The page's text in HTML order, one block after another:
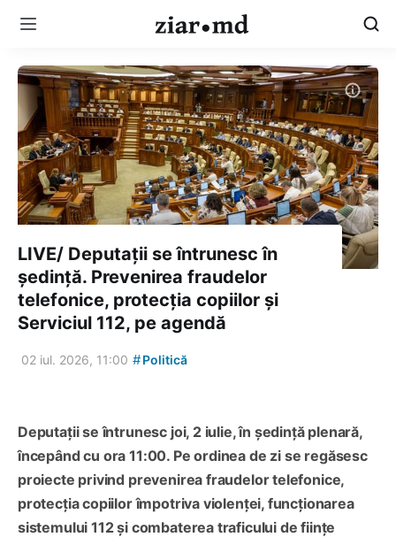
LIVE/ Deputații se întrunesc în
ședință. Prevenirea fraudelor
telefonice, protecția copiilor și
Serviciul 112, pe agendă
02 iul. 2026, 11:00 #Politică
Deputații se întrunesc joi, 2 iulie, în ședință plenară,
începând cu ora 11:00. Pe ordinea de zi se regăsesc
proiecte privind prevenirea fraudelor telefonice,
protecția copiilor împotriva violenței, funcționarea
sistemului 112 și combaterea traficului de ființe